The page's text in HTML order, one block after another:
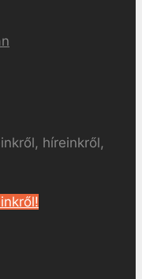
híreinkről,